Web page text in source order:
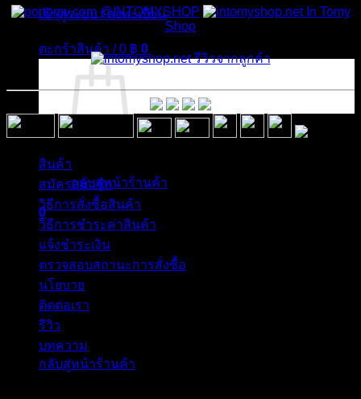
เข้าสู่ระบบ / ลงทะเบียน
ตะกร้าสินค้า /0 ฿ 0
กลับสู่หน้าร้านค้า
0
ตะกร้าสินค้า
ไม่มีสินค้าในตะกร้า
กลับสู่หน้าร้านค้า
@INTOMYSHOP
In Tomy
Shop
รีวิวจากลูกค้า
สินค้า
สมัครสมาชิก
วิธีการสั่งซื้อสินค้า
วิธีการชำระค่าสินค้า
แจ้งชำระเงิน
ตรวจสอบสถานะการสั่งซื้อ
นโยบาย
ติดต่อเรา
รีวิว
บทความ